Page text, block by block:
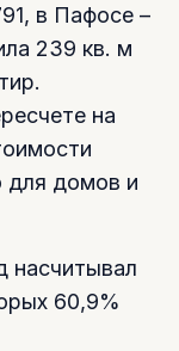
в Пафосе –
239 кв. м
на
для домов и
насчитывал
60,9%